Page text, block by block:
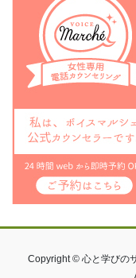
Copyright © 心と学びの